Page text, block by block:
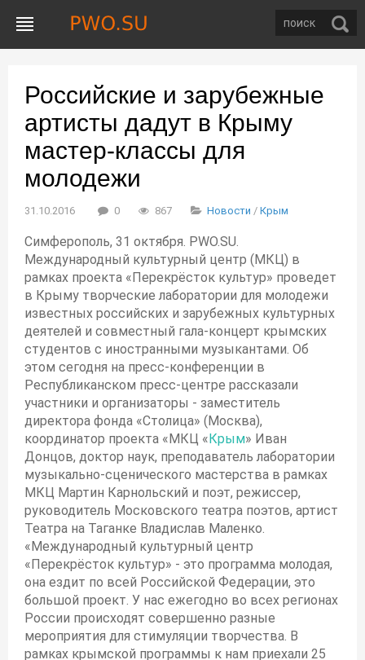
Российские и зарубежные
артисты дадут в Крыму
мастер-классы для
молодежи
31.10.2016 0 867 Новости / Крым
Симферополь, 31 октября. PWO.SU.
Международный культурный центр (МКЦ) в
рамках проекта «Перекрёсток культур» проведет
в Крыму творческие лаборатории для молодежи
известных российских и зарубежных культурных
деятелей и совместный гала-концерт крымских
студентов с иностранными музыкантами. Об
этом сегодня на пресс-конференции в
Республиканском пресс-центре рассказали
участники и организаторы - заместитель
директора фонда «Столица» (Москва),
координатор проекта «МКЦ «Крым» Иван
Донцов, доктор наук, преподаватель лаборатории
музыкально-сценического мастерства в рамках
МКЦ Мартин Карнольский и поэт, режиссер,
руководитель Московского театра поэтов, артист
Театра на Таганке Владислав Маленко.
«Международный культурный центр
«Перекрёсток культур» - это программа молодая,
она ездит по всей Российской Федерации, это
большой проект. У нас ежегодно во всех регионах
России происходят совершенно разные
мероприятия для стимуляции творчества. В
рамках крымской программы к нам приехали 25